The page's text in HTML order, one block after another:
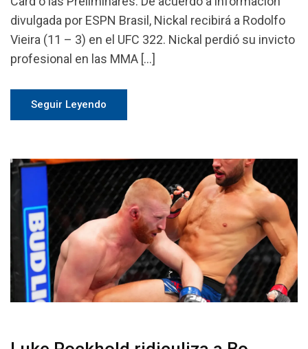
divulgada por ESPN Brasil, Nickal recibirá a Rodolfo
Vieira (11 – 3) en el UFC 322. Nickal perdió su invicto
profesional en las MMA […]
Seguir Leyendo